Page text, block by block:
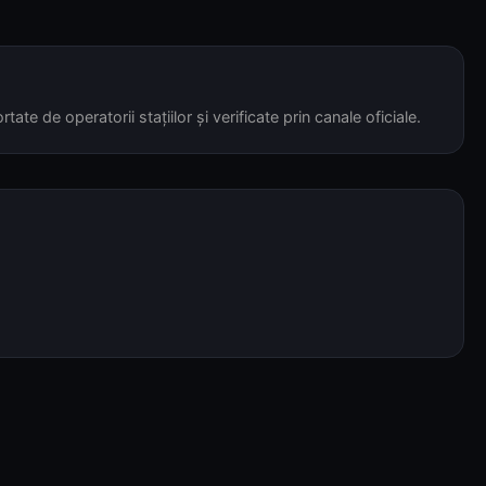
de operatorii stațiilor și verificate prin canale oficiale.